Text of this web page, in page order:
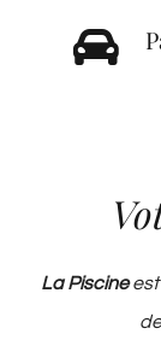
La Piscine